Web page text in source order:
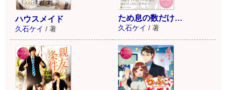
ハウスメイド
久石ケイ / 著
ため息の数だけ…
久石ケイ / 著